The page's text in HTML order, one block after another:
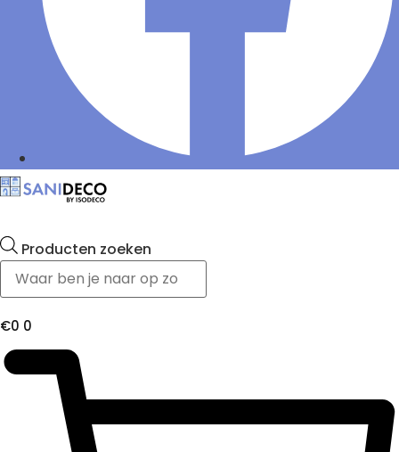
Producten zoeken
€0 0